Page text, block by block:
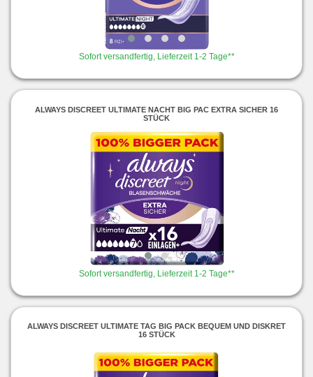
Sofort versandfertig, Lieferzeit 1-2 Tage**
ALWAYS DISCREET ULTIMATE NACHT BIG PAC EXTRA SICHER 16
STÜCK
Sofort versandfertig, Lieferzeit 1-2 Tage**
ALWAYS DISCREET ULTIMATE TAG BIG PACK BEQUEM UND DISKRET
16 STÜCK